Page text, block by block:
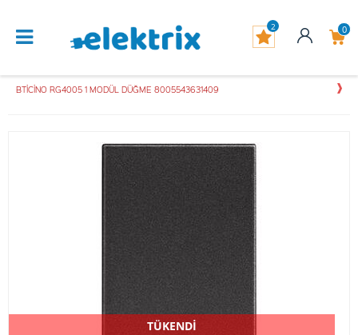
0
2
BTİCİNO RG4005 1 MODÜL DÜĞME 8005543631409
TÜKENDİ